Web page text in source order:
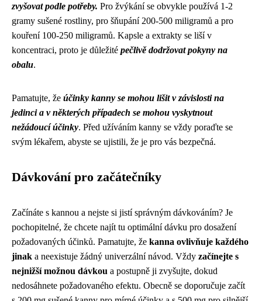
zvyšovat podle potřeby. Pro žvýkání se obvykle používá 1-2
gramy sušené rostliny, pro šňupání 200-500 miligramů a pro
kouření 100-250 miligramů. Kapsle a extrakty se liší v
koncentraci, proto je důležité pečlivě dodržovat pokyny na
obalu.
Pamatujte, že účinky kanny se mohou lišit v závislosti na
jedinci a v některých případech se mohou vyskytnout
nežádoucí účinky. Před užíváním kanny se vždy poraďte se
svým lékařem, abyste se ujistili, že je pro vás bezpečná.
Dávkování pro začátečníky
Začínáte s kannou a nejste si jistí správným dávkováním? Je
pochopitelné, že chcete najít tu optimální dávku pro dosažení
požadovaných účinků. Pamatujte, že kanna ovlivňuje každého
jinak a neexistuje žádný univerzální návod. Vždy začínejte s
nejnižší možnou dávkou a postupně ji zvyšujte, dokud
nedosáhnete požadovaného efektu. Obecně se doporučuje začít